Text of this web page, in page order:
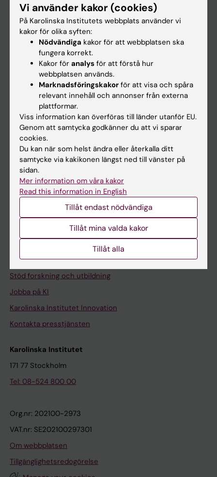
På gång
Nyheter
Kalender
Schema
Studentmejlen
Kurs- och programwebbar
Student på KI
Medarbetarportalen
Universitetsbiblioteket
Stöd forskning och utbildning
Jobba på KI
Karolinska Institutet Innovation
Kontakta presstjänsten
Karolinska Institutet
171 77 Stockholm
Tel: 08-524 800 00
Org.nr: 202100-2973
VAT.nr: SE202100297301
Om webbplatsen
Tillgänglighetsredogörelse
Vi använder kakor (cookies)
På Karolinska Institutets webbplats använder vi
kakor för olika syften:
Nödvändiga kakor för att webbplatsen ska
fungera korrekt.
Kakor för analys för att förstå hur
webbplatsen används.
Marknadsföringskakor för att visa och spåra
relevant innehåll och annonser från externa
plattformar.
Viss information kan överföras till länder utanför EU.
Genom att samtycka godkänner du att vi sparar
cookies.
Du kan när som helst ändra eller återkalla ditt
samtycke via kakikonen längst ned till vänster på
sidan.
Mer information om våra kakor
Read this information in English
Tillåt endast nödvändiga
Tillåt mina valda kakor
Tillåt alla